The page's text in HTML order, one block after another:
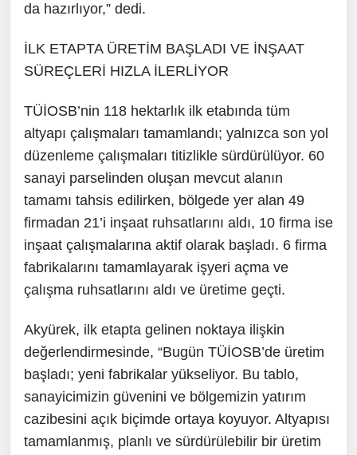
da hazırlıyor,” dedi.
İLK ETAPTA ÜRETİM BAŞLADI VE İNŞAAT
SÜREÇLERİ HIZLA İLERLİYOR
TÜİOSB’nin 118 hektarlık ilk etabında tüm
altyapı çalışmaları tamamlandı; yalnızca son yol
düzenleme çalışmaları titizlikle sürdürülüyor. 60
sanayi parselinden oluşan mevcut alanın
tamamı tahsis edilirken, bölgede yer alan 49
firmadan 21’i inşaat ruhsatlarını aldı, 10 firma ise
inşaat çalışmalarına aktif olarak başladı. 6 firma
fabrikalarını tamamlayarak işyeri açma ve
çalışma ruhsatlarını aldı ve üretime geçti.
Akyürek, ilk etapta gelinen noktaya ilişkin
değerlendirmesinde, “Bugün TÜİOSB’de üretim
başladı; yeni fabrikalar yükseliyor. Bu tablo,
sanayicimizin güvenini ve bölgemizin yatırım
cazibesini açık biçimde ortaya koyuyor. Altyapısı
tamamlanmış, planlı ve sürdürülebilir bir üretim